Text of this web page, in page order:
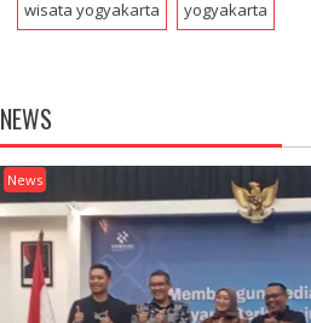
wisata yogyakarta yogyakarta
NEWS
News